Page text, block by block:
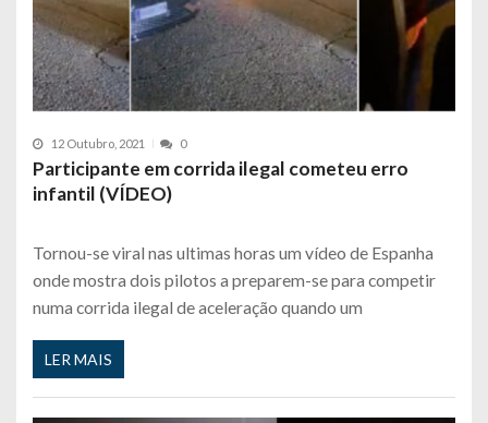
12 Outubro, 2021 0
Participante em corrida ilegal cometeu erro
infantil (VÍDEO)
Tornou-se viral nas ultimas horas um vídeo de Espanha
onde mostra dois pilotos a preparem-se para competir
numa corrida ilegal de aceleração quando um
LER MAIS